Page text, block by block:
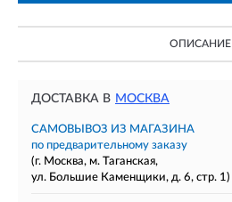
ОПИСАНИЕ
ДОСТАВКА В МОСКВА
САМОВЫВОЗ ИЗ МАГАЗИНА
по предварительному заказу
(г. Москва, м. Таганская,
ул. Большие Каменщики, д. 6, стр. 1)